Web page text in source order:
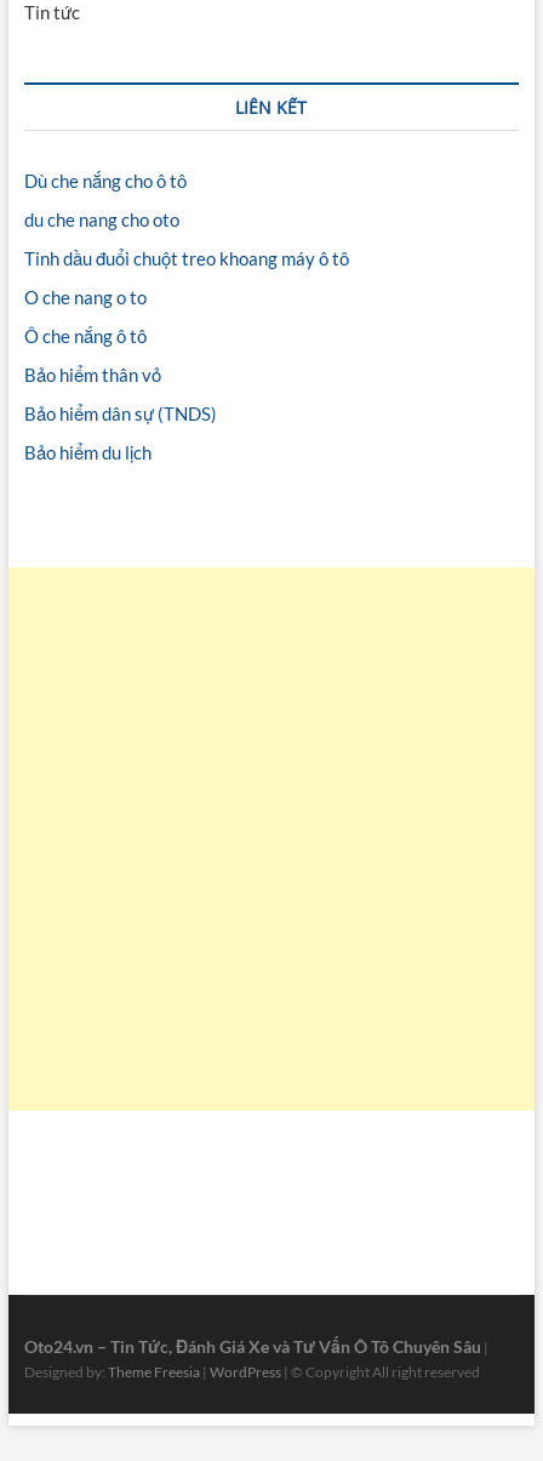
Tin tức
LIÊN KẾT
Dù che nắng cho ô tô
du che nang cho oto
Tinh dầu đuổi chuột treo khoang máy ô tô
O che nang o to
Ô che nắng ô tô
Bảo hiểm thân vỏ
Bảo hiểm dân sự (TNDS)
Bảo hiểm du lịch
Oto24.vn – Tin Tức, Đánh Giá Xe và Tư Vấn Ô Tô Chuyên Sâu |
Designed by: Theme Freesia| WordPress| © Copyright All right reserved